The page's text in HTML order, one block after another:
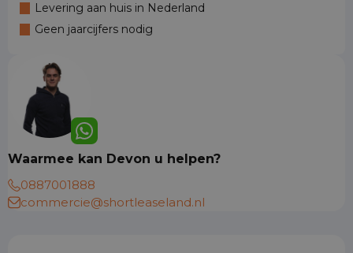
Levering aan huis in Nederland
Geen jaarcijfers nodig
Waarmee kan Devon u helpen?
0887001888
commercie@shortleaseland.nl